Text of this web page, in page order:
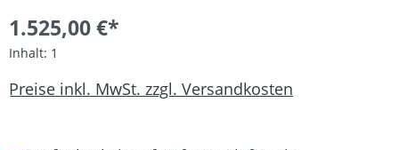
1.525,00 €*
Inhalt: 1
Preise inkl. MwSt. zzgl. Versandkosten